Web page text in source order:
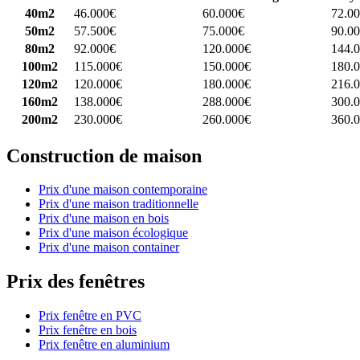
40m2
46.000€ 60.000€
50m2
57.500€ 75.000€
80m2
92.000€ 120.000€
100m2
115.000€ 150.000€
120m2
120.000€ 180.000€
160m2
138.000€ 288.000€
200m2
230.000€ 260.000€
Construction de maison
Prix d'une maison contemporaine
Prix d'une maison traditionnelle
Prix d'une maison en bois
Prix d'une maison écologique
Prix d'une maison container
Prix des fenêtres
Prix fenêtre en PVC
Prix fenêtre en bois
Prix fenêtre en aluminium